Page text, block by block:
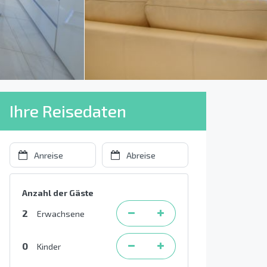
Ihre Reisedaten
Anzahl der Gäste
2 Erwachsene
0 Kinder